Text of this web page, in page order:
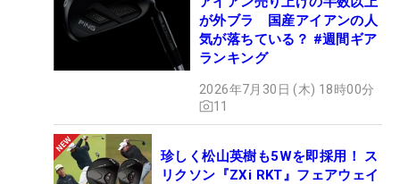
が外ブラ 国産アイアンの人
気が落ちている？ #週間ギア
ランキング
2026年7月30日 (木) 18時00分
11
珍しく松山英樹も5Wを即採用！ ス
リクソン『ZXi RKT』フェアウェイ